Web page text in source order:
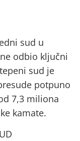
sud u
odbio ključni
sud je
potpuno
7,3 miliona
kamate.